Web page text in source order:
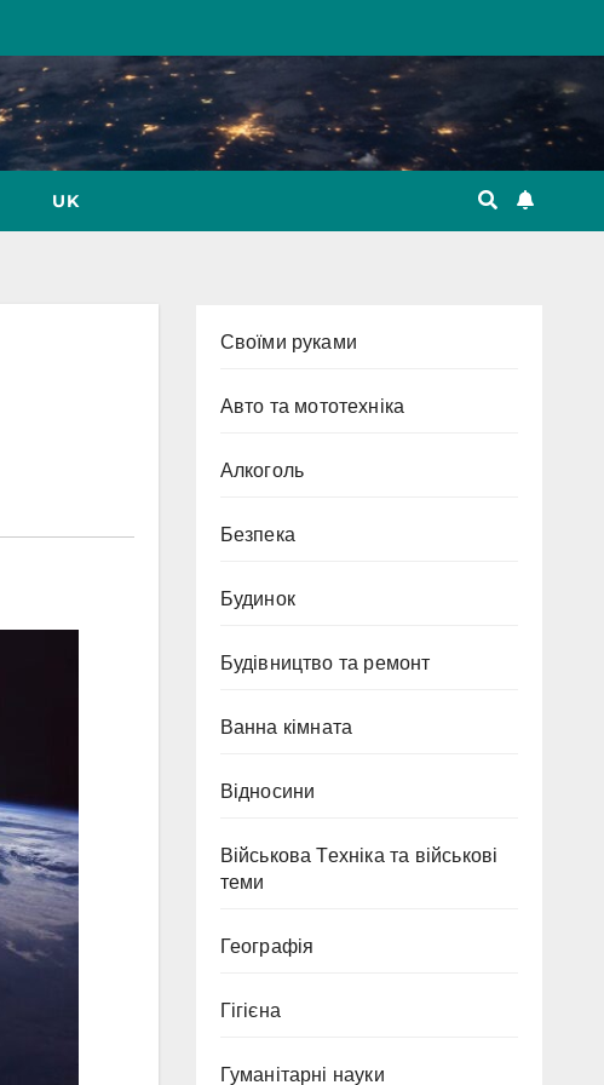
UK
Cвоїми руками
Авто та мототехніка
Алкоголь
Безпека
Будинок
Будівництво та ремонт
Ванна кімната
Відносини
Військова Техніка та військові
теми
Географія
Гігієна
Гуманітарні науки